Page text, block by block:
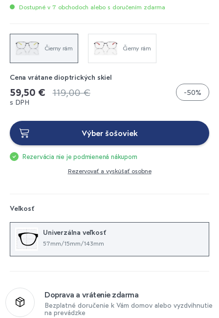
Dostupné v 7 obchodoch alebo s doručením zdarma
Čierny rám Čierny rám
Cena vrátane dioptrických skiel
59,50 € 119,00 €
s DPH
-50%
Výber šošoviek
Rezervácia nie je podmienená nákupom
Rezervovať a vyskúšať osobne
Veľkosť
Univerzálna veľkosť
57mm/15mm/143mm
Doprava a vrátenie zdarma
Bezplatné doručenie k Vám domov alebo vyzdvihnutie
na prevádzke